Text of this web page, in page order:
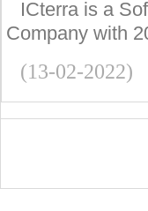
ICterra is a
Company with
(13-02-2022)